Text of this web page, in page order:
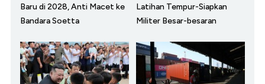
Baru di 2028, Anti Macet ke
Bandara Soetta
Latihan Tempur-Siapkan
Militer Besar-besaran